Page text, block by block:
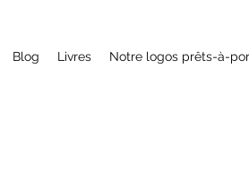
Blog Livres Notre logos prêts-à-